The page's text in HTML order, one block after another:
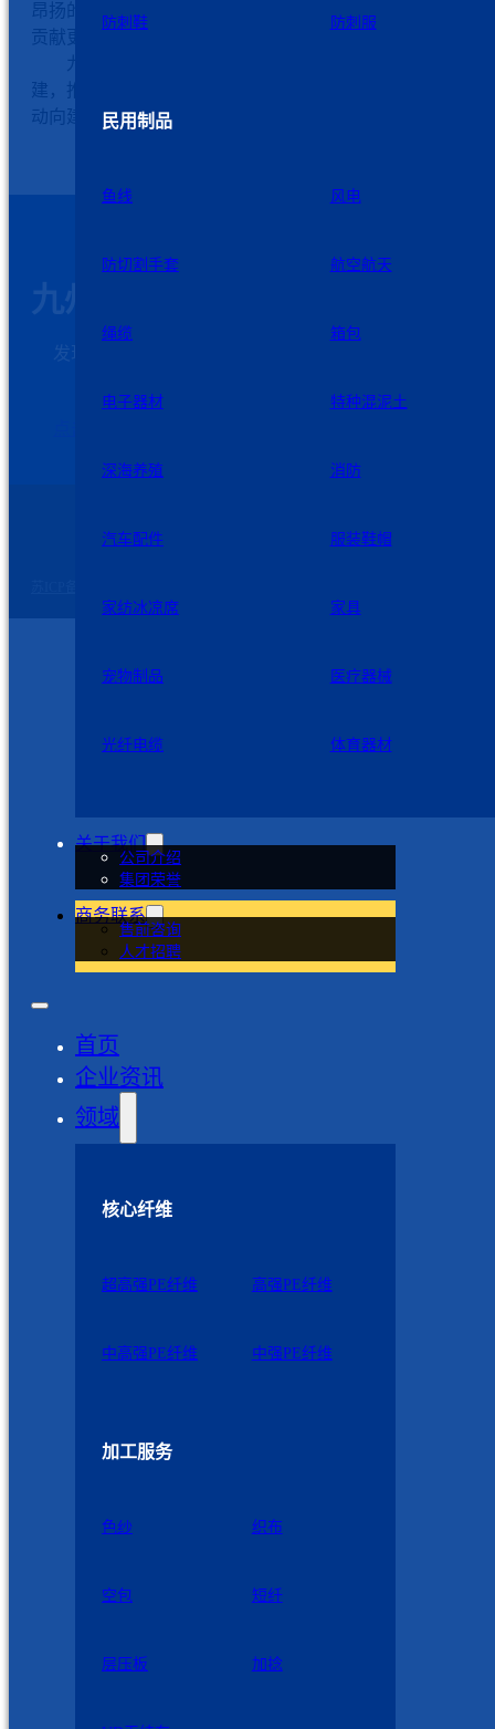
防刺鞋 防刺服
民用制品
鱼线 风电
防切割手套 航空航天
绳缆 箱包
电子器材 特种混泥土
深海养殖 消防
汽车配件 服装鞋帽
家纺冰凉席 家具
宠物制品 医疗器械
光纤电缆 体育器材
关于我们
公司介绍
集团荣誉
商务联系
售前咨询
人才招聘
首页
企业资讯
领域
核心纤维
超高强PE纤维 高强PE纤维
中高强PE纤维 中强PE纤维
加工服务
色纱 织布
空包 短纤
层压板 加捻
昂扬的斗志和务实的作风，为企业高质量发展和地方经济建
贡献更大力量。
九州星际党委将以此次活动为契机，持续深化政企党建
建，推动党建工作与企业发展同频共振、互促共进，以实际
动向建党105周年献礼。
九州星际科技
发现需求和解决问题是我们发展的第一动力，欢迎
苏公网安备 32060102320739号